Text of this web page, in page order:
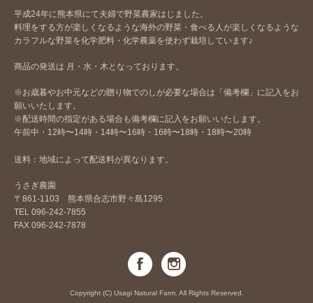
平成24年に熊本県にて夫婦で野菜農家はじました。
料理をする方が楽しくなるような海外の野菜・食べる人が楽しくなるような
カラフルな野菜を化学肥料・化学農薬を使わず栽培しています♪
商品の発送は 月・水・木となっております。
※お歳暮やお中元などの贈り物でのしが必要な場合は「備考欄」に記入をお
願いいたします。
※配送時間の指定がある場合も備考欄に記入をお願いいたします。
午前中・12時〜14時・14時〜16時・16時〜18時・18時〜20時
送料：地域によって配送料が異なります。
うさぎ農園
〒861-1103 熊本県合志市野々島1295
TEL 096-242-7855
FAX 096-242-7878
Copyright (C) Usagi Natural Farm. All Rights Reserved.